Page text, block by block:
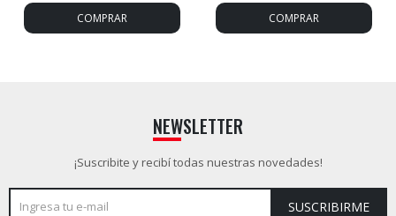
NEWSLETTER
¡Suscribite y recibí todas nuestras novedades!
SUSCRIBIRME